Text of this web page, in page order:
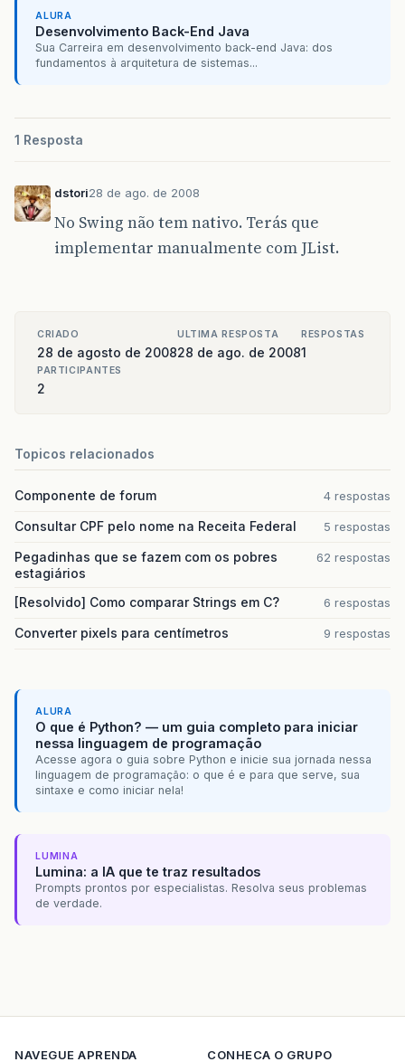
ALURA
Desenvolvimento Back-End Java
Sua Carreira em desenvolvimento back-end Java: dos
fundamentos à arquitetura de sistemas...
1 Resposta
dstori28 de ago. de 2008
No Swing não tem nativo. Terás que
implementar manualmente com JList.
CRIADO
28 de agosto de 2008
ULTIMA RESPOSTA
28 de ago. de 2008
RESPOSTAS
1
PARTICIPANTES
2
Topicos relacionados
Componente de forum 4 respostas
Consultar CPF pelo nome na Receita Federal 5 respostas
Pegadinhas que se fazem com os pobres
estagiários
62 respostas
[Resolvido] Como comparar Strings em C? 6 respostas
Converter pixels para centímetros 9 respostas
ALURA
O que é Python? — um guia completo para iniciar
nessa linguagem de programação
Acesse agora o guia sobre Python e inicie sua jornada nessa
linguagem de programação: o que é e para que serve, sua
sintaxe e como iniciar nela!
LUMINA
Lumina: a IA que te traz resultados
Prompts prontos por especialistas. Resolva seus problemas
de verdade.
NAVEGUE APRENDA CONHECA O GRUPO